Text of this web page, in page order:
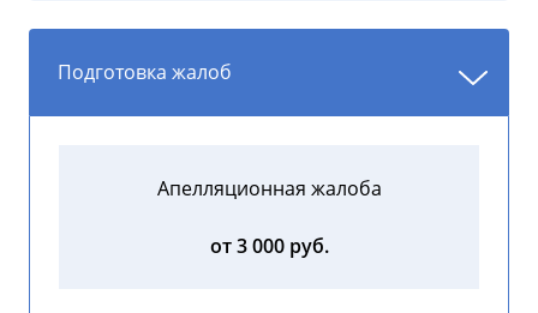
Подготовка жалоб
Апелляционная жалоба
от 3 000 руб.